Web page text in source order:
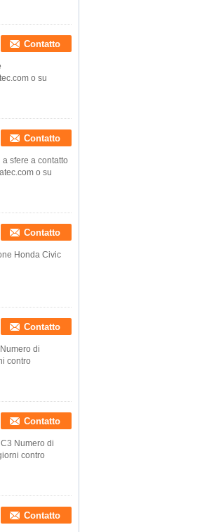
Contatto
o su
Contatto
sfere a contatto
o su
Contatto
Honda Civic
Contatto
di
contro
Contatto
Numero di
contro
Contatto